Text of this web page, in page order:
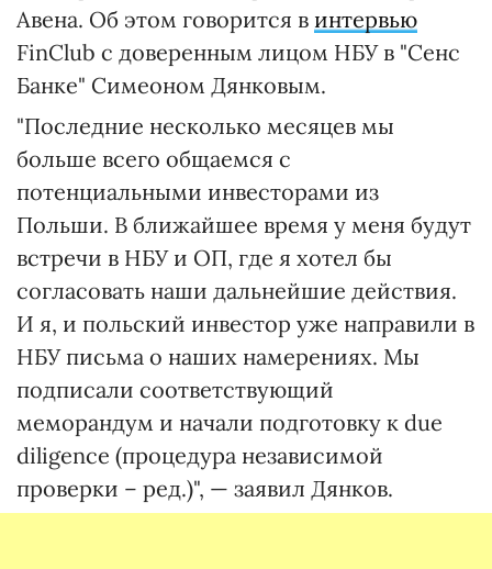
Авена. Об этом говорится в интервью
FinClub с доверенным лицом НБУ в "Сенс
Банке" Симеоном Дянковым.
"Последние несколько месяцев мы
больше всего общаемся с
потенциальными инвесторами из
Польши. В ближайшее время у меня будут
встречи в НБУ и ОП, где я хотел бы
согласовать наши дальнейшие действия.
И я, и польский инвестор уже направили в
НБУ письма о наших намерениях. Мы
подписали соответствующий
меморандум и начали подготовку к due
diligence (процедура независимой
проверки – ред.)", — заявил Дянков.